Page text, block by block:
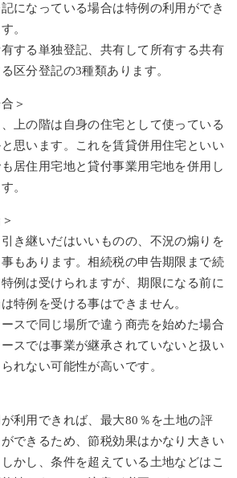
になっている場合は特例の利用ができ
。
する単独登記、共有して所有する共有
区分登記の3種類あります。
＞
上の階は自身の住宅として使っている
思います。これを賃貸併用住宅といい
居住用宅地と貸付事業用宅地を併用し
。
き継いだはいいものの、不況の煽りを
もあります。相続税の申告期限まで続
例は受けられますが、期限になる前に
特例を受ける事はできません。
スで同じ場所で違う商売を始めた場合
スでは事業が継承されていないと扱い
れない可能性が高いです。
利用できれば、最大80％を土地の評
できるため、節税効果はかなり大きい
かし、条件を超えている土地などはこ